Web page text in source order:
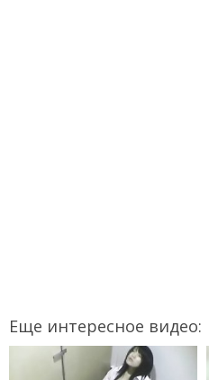
Еще интересное видео: